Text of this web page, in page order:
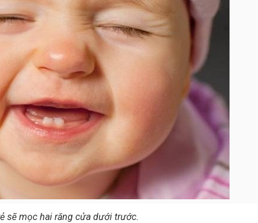
sẽ mọc hai răng cửa dưới trước.